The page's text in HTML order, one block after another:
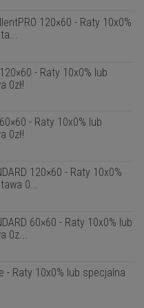
120×60 - Raty 10x0%
- Raty 10x0% lub
0zł!
- Raty 10x0% lub
0zł!
120×60 - Raty 10x0%
0...
60×60 - Raty 10x0% lub
0z...
- Raty 10x0% lub specjalna